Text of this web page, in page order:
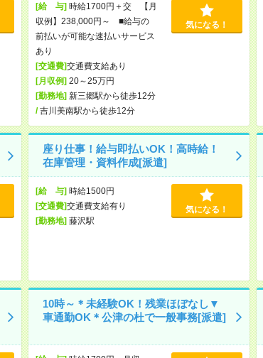
[給 与]時給1700円＋交 【月
収例】238,000円～ ■給与の
前払いが可能な速払いサービス
あり
[交通費]交通費支給あり
[月収例]20～25万円
[勤務地]新三郷駅から徒歩12分
/吉川美南駅から徒歩12分
気になる！
座り仕事！給与即払いOK！高時給！
在庫管理・資料作成[派遣]
[給 与]時給1500円
[交通費]交通費支給有り
[勤務地]藤沢駅
気になる！
10時～＊未経験OK！残業ほぼなし▼
車通勤OK＊公津の杜で一般事務[派遣]